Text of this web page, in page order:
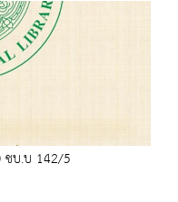
ชบ.บ 142/5